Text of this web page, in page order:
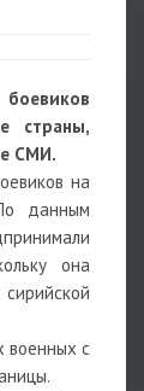
страны,
СМИ.
на
данным
она
военных с